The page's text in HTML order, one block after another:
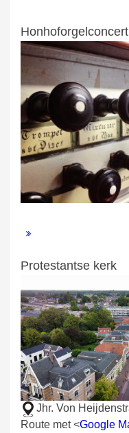
Protestantse kerk
Jhr. Von
Route met <Google